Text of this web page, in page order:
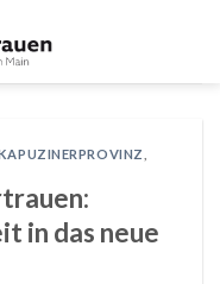
in das neue